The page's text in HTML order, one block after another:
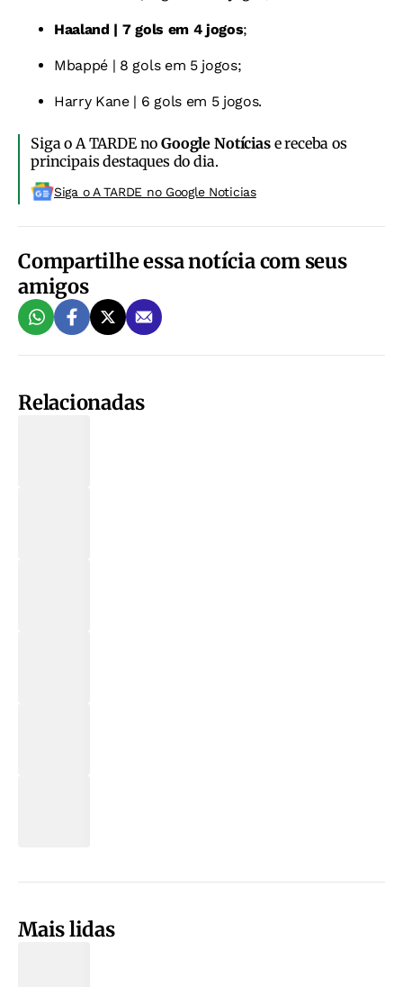
Haaland | 7 gols em 4 jogos;
Mbappé | 8 gols em 5 jogos;
Harry Kane | 6 gols em 5 jogos.
Siga o A TARDE noGoogle Notíciase receba os
principais destaques do dia.
Siga o A TARDE no Google Noticias
Compartilhe essa notícia com seus
amigos
Relacionadas
Mais lidas